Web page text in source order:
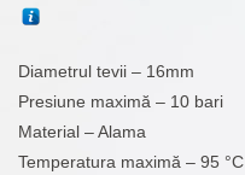
Diametrul tevii – 16mm
Presiune maximă – 10 bari
Material – Alama
Temperatura maximă – 95 °С